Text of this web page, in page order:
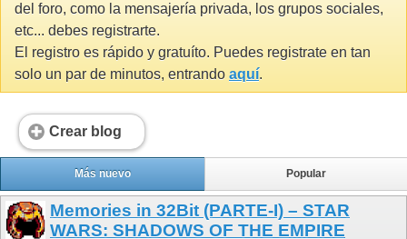
del foro, como la mensajería privada, los grupos sociales,
etc... debes registrarte.
El registro es rápido y gratuíto. Puedes registrate en tan
solo un par de minutos, entrando aquí.
Crear blog
Más nuevo Popular
Memories in 32Bit (PARTE-I) – STAR
WARS: SHADOWS OF THE EMPIRE